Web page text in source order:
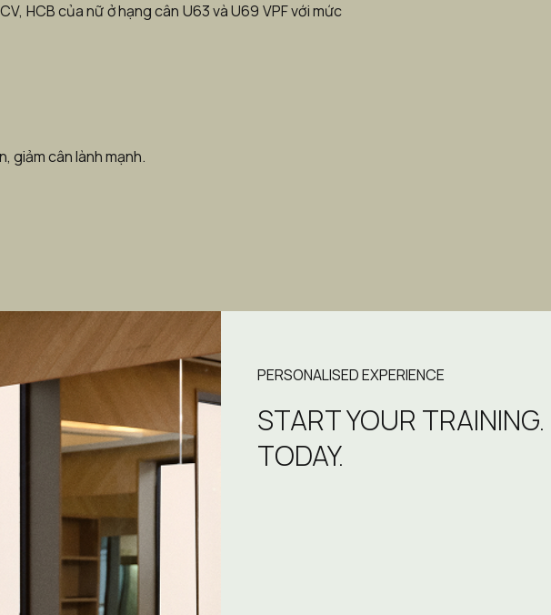
HCB của nữ ở hạng cân U63 và U69 VPF với mức
giảm cân lành mạnh.
PERSONALISED EXPERIENCE
START YOUR TRAINING.
TODAY.